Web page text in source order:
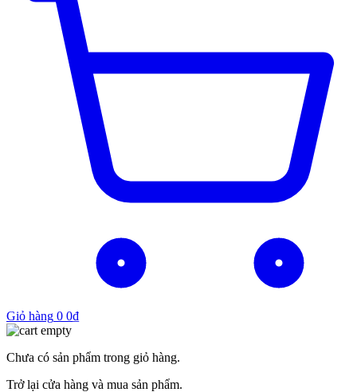
Giỏ hàng 0 0₫
Chưa có sản phẩm trong giỏ hàng.
Trở lại cửa hàng và mua sản phẩm.